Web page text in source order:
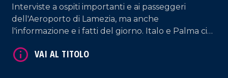
Interviste a ospiti importanti e ai passeggeri
dell'Aeroporto di Lamezia, ma anche
l'informazione e i fatti del giorno. Italo e Palma ci
VAI AL TITOLO